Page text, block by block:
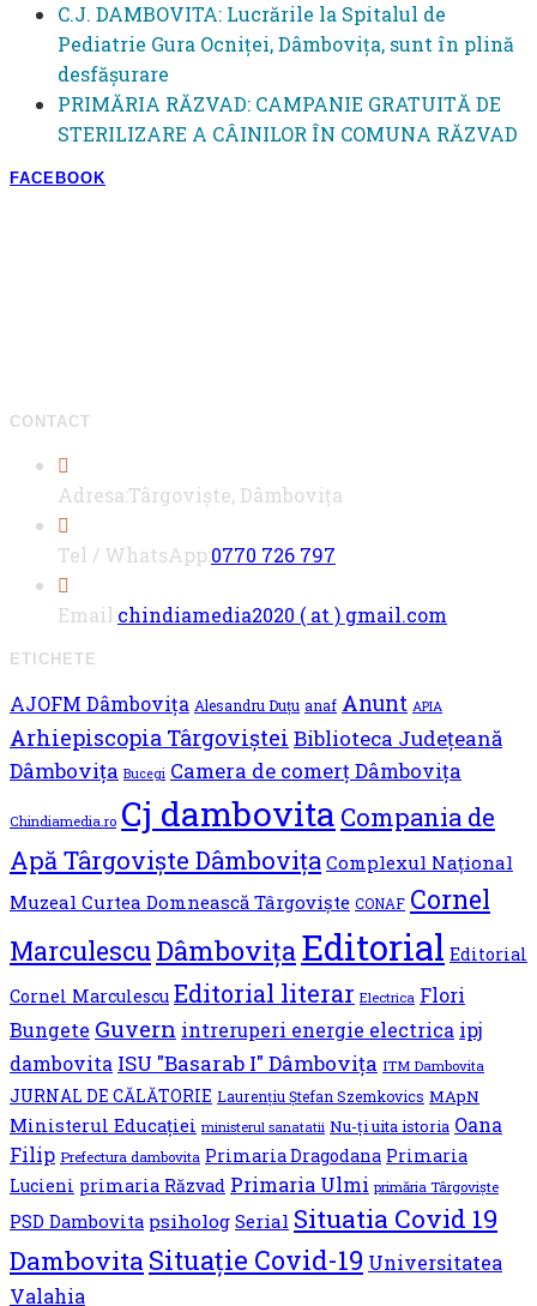
C.J. DAMBOVITA: Lucrările la Spitalul de
Pediatrie Gura Ocniței, Dâmbovița, sunt în plină
desfășurare
PRIMĂRIA RĂZVAD: CAMPANIE GRATUITĂ DE
STERILIZARE A CÂINILOR ÎN COMUNA RĂZVAD
FACEBOOK
CONTACT
Adresa:Târgoviște, Dâmbovița
Tel / WhatsApp:0770 726 797
your
Email:chindiamedia2020 ( at ) gmail.com
ETICHETE
AJOFM Dâmbovița Alesandru Duțu anaf Anunt APIA
Arhiepiscopia Târgoviștei Biblioteca Județeană
Dâmbovița Bucegi Camera de comerț Dâmbovița
Chindiamedia.ro Cj dambovita Compania de
Apă Târgoviște Dâmbovița Complexul Național
Muzeal Curtea Domnească Târgoviște CONAF Cornel
MarculescuDâmbovițaEditorial Editorial
Cornel Marculescu Editorial literar Electrica Flori
Bungete Guvern intreruperi energie electrica ipj
dambovita ISU "Basarab I" Dâmbovița ITM Dambovita
JURNAL DE CĂLĂTORIE Laurențiu Ștefan Szemkovics MApN
Ministerul Educației ministerul sanatatii Nu-ți uita istoria Oana
Filip Prefectura dambovita Primaria Dragodana Primaria
Lucieni primaria Răzvad Primaria Ulmi primăria Târgoviște
PSD Dambovita psiholog Serial Situatia Covid 19
Dambovita Situație Covid-19 Universitatea
Valahia